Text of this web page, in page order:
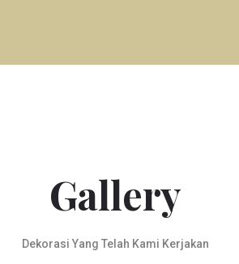
Gallery
Dekorasi Yang Telah Kami Kerjakan